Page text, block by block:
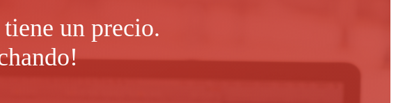
un precio.